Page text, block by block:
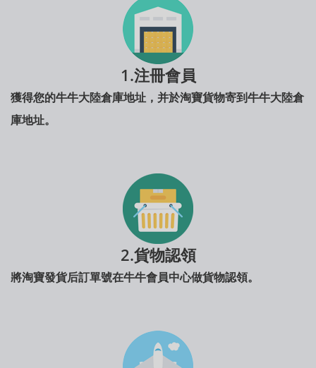
1.注冊會員
獲得您的牛牛大陸倉庫地址，并於淘寶貨物寄到牛牛大陸倉
庫地址。
2.貨物認領
將淘寶發貨后訂單號在牛牛會員中心做貨物認領。